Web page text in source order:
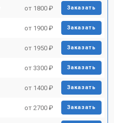
от 1800 ₽ Заказать
от 1900 ₽ Заказать
от 1950 ₽ Заказать
от 3300 ₽ Заказать
от 1400 ₽ Заказать
от 2700 ₽ Заказать